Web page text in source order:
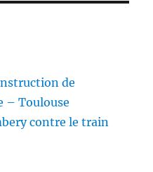
de
– Toulouse
contre le train